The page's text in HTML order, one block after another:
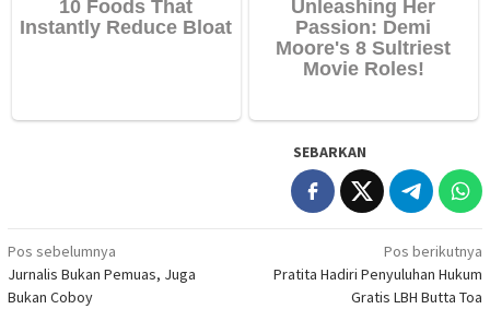
SEBARKAN
Navigasi
pos
Pos sebelumnya
Jurnalis Bukan Pemuas, Juga
Bukan Coboy
Pos berikutnya
Pratita Hadiri Penyuluhan Hukum
Gratis LBH Butta Toa